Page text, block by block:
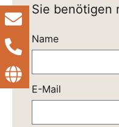
Sie benötigen
Name
E-Mail